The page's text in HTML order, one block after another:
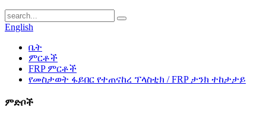
English
ቤት
ምርቶች
FRP ምርቶች
የመስታወት ፋይበር የተጠናከረ ፕላስቲክ / FRP ታንክ ተከታታይ
ምድቦች